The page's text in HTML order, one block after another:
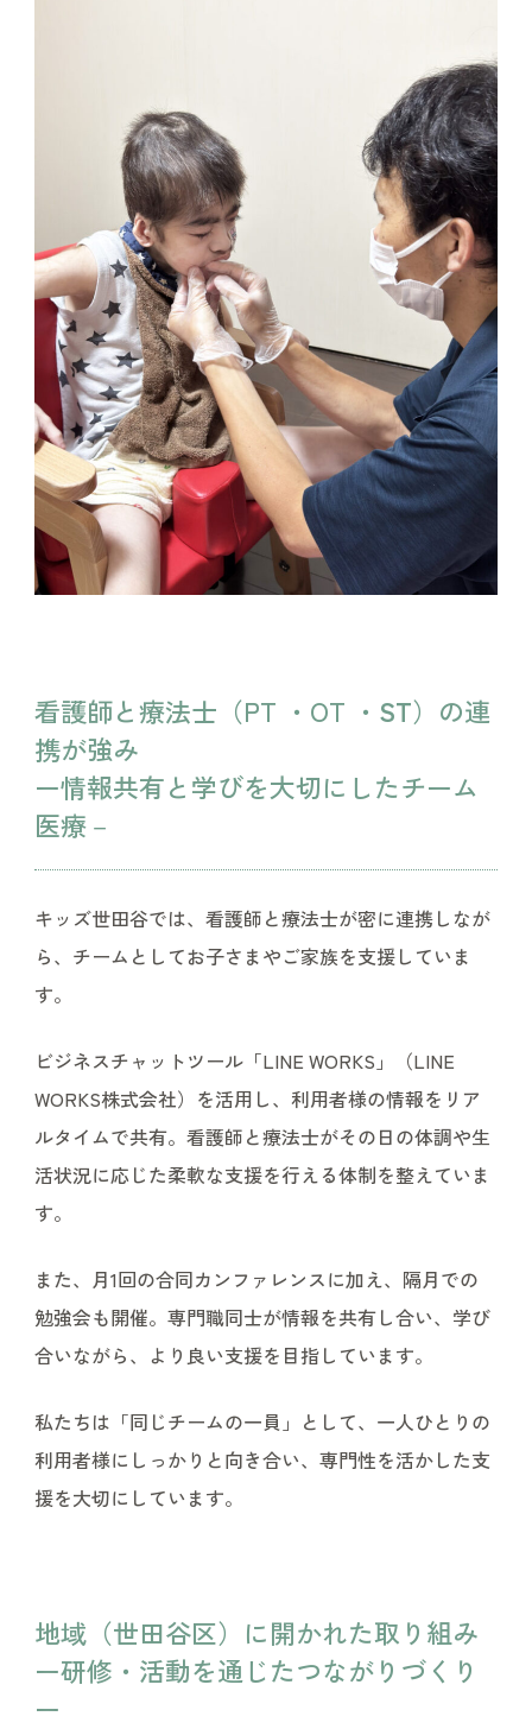
看護師と療法士（PT ・OT ・ ST）の連
携が強み
ー情報共有と学びを大切にしたチーム
医療－
キッズ世田谷では、看護師と療法士が密に連携しなが
ら、チームとしてお子さまやご家族を支援していま
す。
ビジネスチャットツール「LINE WORKS」（LINE
WORKS株式会社）を活用し、利用者様の情報をリア
ルタイムで共有。看護師と療法士がその日の体調や生
活状況に応じた柔軟な支援を行える体制を整えていま
す。
また、月1回の合同カンファレンスに加え、隔月での
勉強会も開催。専門職同士が情報を共有し合い、学び
合いながら、より良い支援を目指しています。
私たちは「同じチームの一員」として、一人ひとりの
利用者様にしっかりと向き合い、専門性を活かした支
援を大切にしています。
地域（世田谷区）に開かれた取り組み
ー研修・活動を通じたつながりづくり
ー